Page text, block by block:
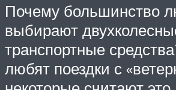
Почему большинство
выбирают
транспортные
любят поездки с